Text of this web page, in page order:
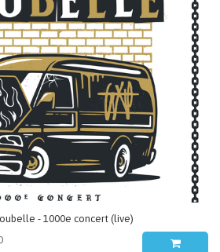
- 1000e concert (live)